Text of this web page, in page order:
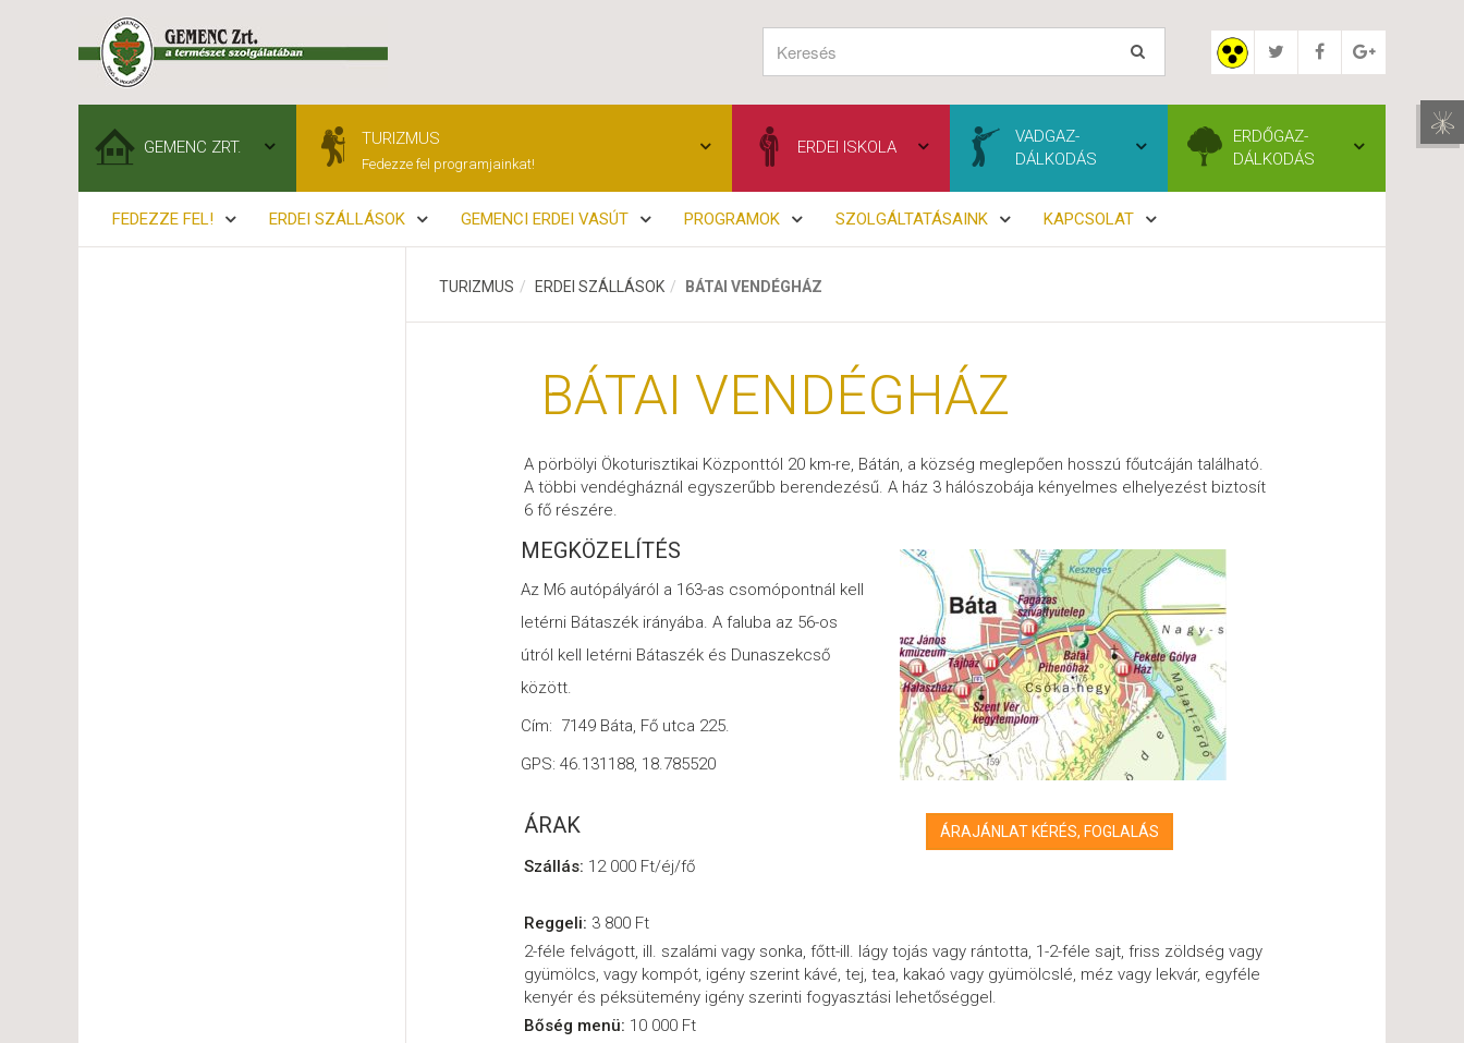
GEMENC ZRT. TURIZMUS
Fedezze fel programjainkat!
ERDEI ISKOLA
VADGAZ-
DÁLKODÁS
ERDŐGAZ-
DÁLKODÁS
FEDEZZE FEL! ERDEI SZÁLLÁSOK GEMENCI ERDEI VASÚT PROGRAMOK SZOLGÁLTATÁSAINK KAPCSOLAT
TURIZMUS ERDEI SZÁLLÁSOK BÁTAI VENDÉGHÁZ
BÁTAI VENDÉGHÁZ
A pörbölyi Ökoturisztikai Központtól 20 km-re, Bátán, a község meglepően hosszú főutcáján található.
A többi vendégháznál egyszerűbb berendezésű. A ház 3 hálószobája kényelmes elhelyezést biztosít
6 fő részére.
MEGKÖZELÍTÉS
Az M6 autópályáról a 163-as csomópontnál kell
letérni Bátaszék irányába. A faluba az 56-os
útról kell letérni Bátaszék és Dunaszekcső
között.
Cím: 7149 Báta, Fő utca 225.
GPS: 46.131188, 18.785520
ÁRAK ÁRAJÁNLAT KÉRÉS, FOGLALÁS
Szállás: 12 000 Ft/éj/fő
Reggeli: 3 800 Ft
2-féle felvágott, ill. szalámi vagy sonka, főtt-ill. lágy tojás vagy rántotta, 1-2-féle sajt, friss zöldség vagy
gyümölcs, vagy kompót, igény szerint kávé, tej, tea, kakaó vagy gyümölcslé, méz vagy lekvár, egyféle
kenyér és péksütemény igény szerinti fogyasztási lehetőséggel.
Bőség menü: 10 000 Ft